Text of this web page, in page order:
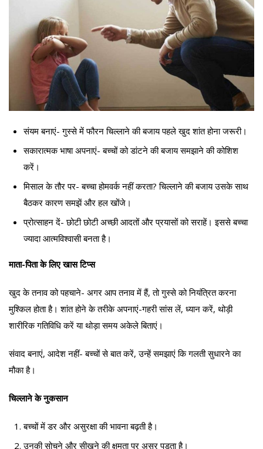
संयम बनाएं- गुस्से में फौरन चिल्लाने की बजाय पहले खुद शांत होना जरूरी।
सकारात्मक भाषा अपनाएं- बच्चों को डांटने की बजाय समझाने की कोशिश
करें।
मिसाल के तौर पर- बच्चा होमवर्क नहीं करता? चिल्लाने की बजाय उसके साथ
बैठकर कारण समझें और हल खोंजे।
प्रोत्साहन दें- छोटी छोटी अच्छी आदतों और प्रयासों को सराहें। इससे बच्चा
ज्यादा आत्मविश्वासी बनता है।
माता-पिता के लिए खास टिप्स
खुद के तनाव को पहचाने- अगर आप तनाव में हैं, तो गुस्से को नियंत्रित करना
मुश्किल होता है। शांत होने के तरीके अपनाएं-गहरी सांस लें, ध्यान करें, थोड़ी
शारीरिक गतिविधि करें या थोड़ा समय अकेले बिताएं।
संवाद बनाएं, आदेश नहीं- बच्चों से बात करें, उन्हें समझाएं कि गलती सुधारने का
मौका है।
चिल्लाने के नुकसान
बच्चों में डर और असुरक्षा की भावना बढ़ती है।
उनकी सोचने और सीखने की क्षमता पर असर पड़ता है।